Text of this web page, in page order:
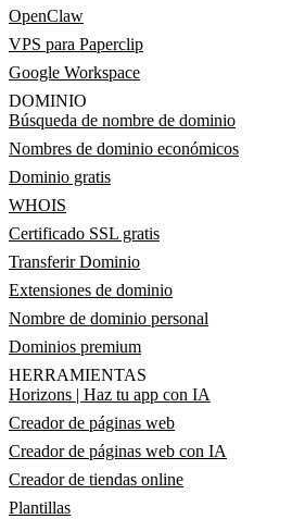
OpenClaw
VPS para Paperclip
Google Workspace
DOMINIO
Búsqueda de nombre de dominio
Nombres de dominio económicos
Dominio gratis
WHOIS
Certificado SSL gratis
Transferir Dominio
Extensiones de dominio
Nombre de dominio personal
Dominios premium
HERRAMIENTAS
Horizons | Haz tu app con IA
Creador de páginas web
Creador de páginas web con IA
Creador de tiendas online
Plantillas